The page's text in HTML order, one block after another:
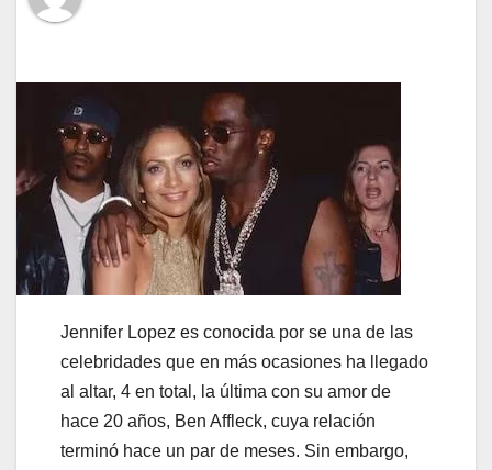
Jennifer Lopez es conocida por se una de las
celebridades que en más ocasiones ha llegado
al altar, 4 en total, la última con su amor de
hace 20 años, Ben Affleck, cuya relación
terminó hace un par de meses. Sin embargo,